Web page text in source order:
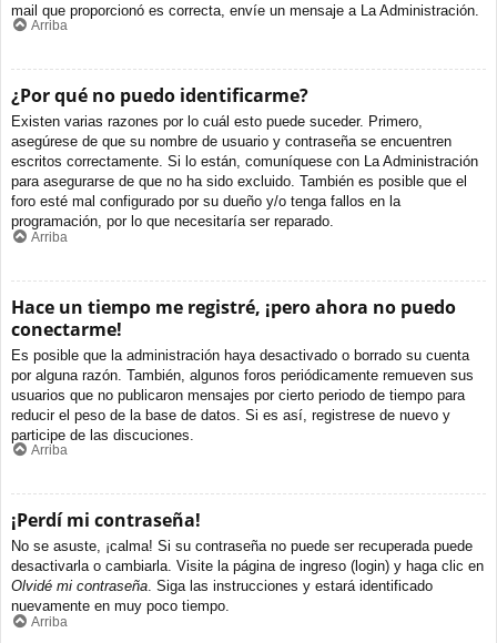
mail que proporcionó es correcta, envíe un mensaje a La Administración.
Arriba
¿Por qué no puedo identificarme?
Existen varias razones por lo cuál esto puede suceder. Primero,
asegúrese de que su nombre de usuario y contraseña se encuentren
escritos correctamente. Si lo están, comuníquese con La Administración
para asegurarse de que no ha sido excluido. También es posible que el
foro esté mal configurado por su dueño y/o tenga fallos en la
programación, por lo que necesitaría ser reparado.
Arriba
Hace un tiempo me registré, ¡pero ahora no puedo
conectarme!
Es posible que la administración haya desactivado o borrado su cuenta
por alguna razón. También, algunos foros periódicamente remueven sus
usuarios que no publicaron mensajes por cierto periodo de tiempo para
reducir el peso de la base de datos. Si es así, registrese de nuevo y
participe de las discuciones.
Arriba
¡Perdí mi contraseña!
No se asuste, ¡calma! Si su contraseña no puede ser recuperada puede
desactivarla o cambiarla. Visite la página de ingreso (login) y haga clic en
Olvidé mi contraseña. Siga las instrucciones y estará identificado
nuevamente en muy poco tiempo.
Arriba